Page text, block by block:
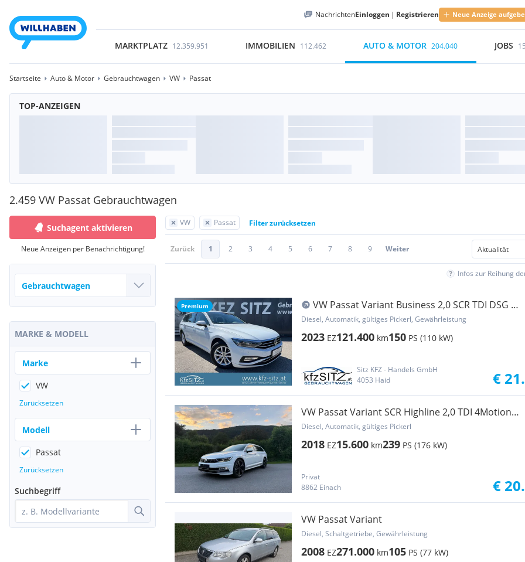
NachrichtenEinloggen | Registrieren Neue Anzeige
MARKTPLATZ 12.359.951 IMMOBILIEN 112.462 AUTO & MOTOR 204.040 JOBS
Startseite Auto & Motor Gebrauchtwagen VW Passat
TOP-ANZEIGEN
2.459 VW Passat Gebrauchtwagen
VW Passat Filter zurücksetzen
Zurück 1 2 3 4 5 6 7 8 9 Weiter
Infos zur Reihung
Premium
VW Passat Variant Business 2,0 SCR TDI DSG |
NP: €...
Diesel, Automatik, gültiges Pickerl, Gewährleistung
2023 EZ121.400 km150 PS (110 kW)
Sitz KFZ - Handels GmbH
4053 Haid
€
VW Passat Variant SCR Highline 2,0 TDI 4Motion
DSG
Diesel, Automatik, gültiges Pickerl
2018 EZ15.600 km239 PS (176 kW)
Privat
8862 Einach
€
VW Passat Variant
Diesel, Schaltgetriebe, Gewährleistung
2008 EZ271.000 km105 PS (77 kW)
Suchagent aktivieren
Neue Anzeigen per Benachrichtigung!
MARKE & MODELL
Marke
VW
Zurücksetzen
Modell
Passat
Zurücksetzen
Suchbegriff